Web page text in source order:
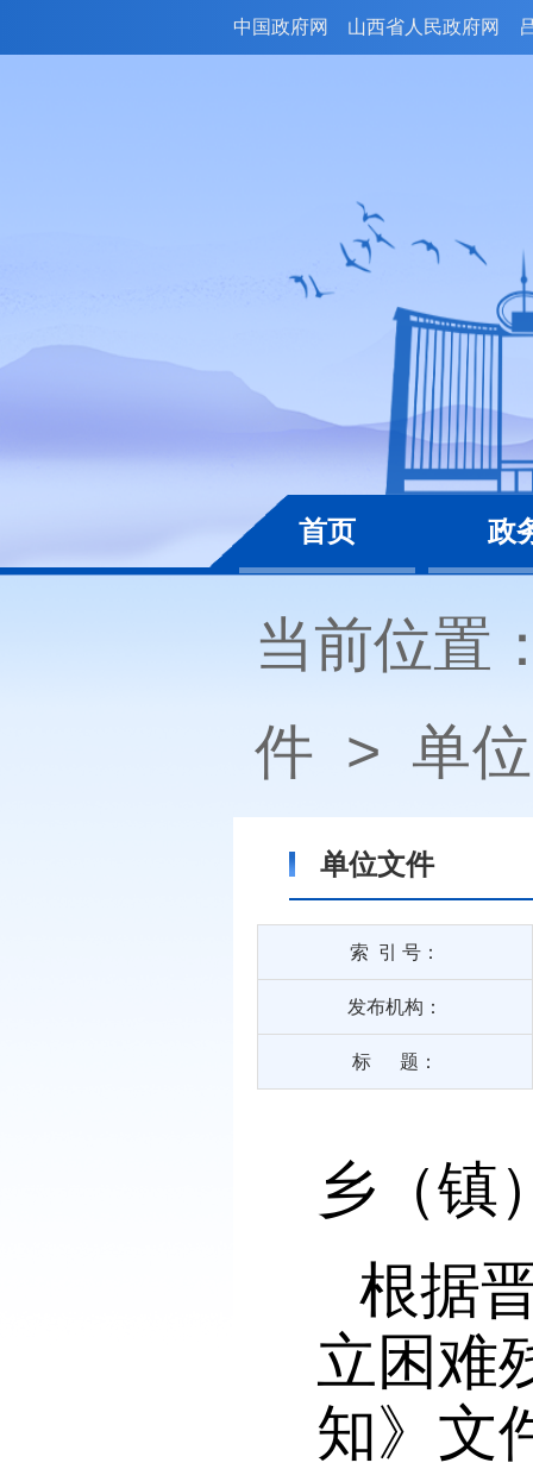
中国政府网 山西省人民政府网
首页 政
当前位置
件 > 单
单位文件
索 引 号：
发布机构：
标 题：
乡（
根据
立困难
知》文